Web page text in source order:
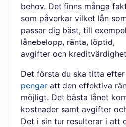
behov. Det finns många
som påverkar vilket lån som
passar dig bäst, till exempel
lånebelopp, ränta, löptid,
avgifter och
Det första du ska titta efter
pengar att den effektiva
möjligt. Det bästa lånet
kostnader samt avgifter
Det i sin tur resulterar i att